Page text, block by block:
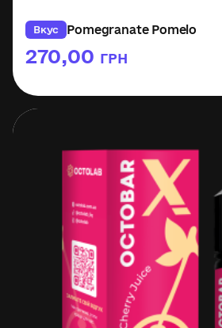
Вкус Pomegranate Pomelo
270,00 ГРН